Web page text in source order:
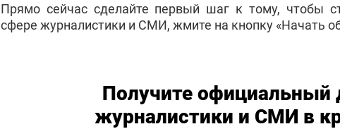
Прямо сейчас сделайте первый шаг к тому, чтобы
сфере журналистики и СМИ, жмите на кнопку «Начать
Получите официальный
журналистики и СМИ в